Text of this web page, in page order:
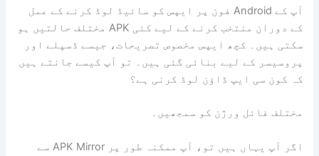
آپ کے Android فون پر ایپس کو سائیڈ لوڈ کرنے کے عمل
کے دوران منتخب کرنے کے لیے کئی APK مختلف حالتیں ہو
سکتی ہیں۔ کچھ ایپس مخصوص تصریحات، جیسے ڈسپلے اور
پروسیسر کے لیے بنائی گئی ہیں۔ تو آپ کیسے جانتے ہیں
کہ کون سی ایپ ڈاؤن لوڈ کرنی ہے؟
مختلف فائل ورژن کو سمجھیں۔
اگر آپ یہاں ہیں تو، آپ ممکنہ طور پر APK Mirror سے